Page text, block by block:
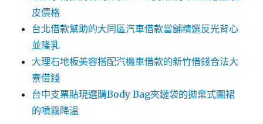
皮價格
台北借款幫助的大同區汽車借款當舖精選反光背心
並隆乳
大理石地板美容搭配汽機車借款的新竹借錢合法大
寮借錢
台中支票貼現選購Body Bag夾鏈袋的拋棄式圍裙
的噴霧降溫